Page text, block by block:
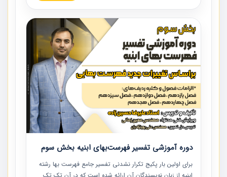
دوره با کلام مهندس علیرضاحسین‌زاده مدیر پروژه مهندسی
مشاور در امر بازنگری فهرست بها رشته ابنیه ارائه شده و به تمام
همکارانی که در حوزه صنعت ساخت در حال فعالیت هستند حتما
توصیه می کنیم از مطالب این دوره استفاده نمایند.
دوره آموزشی تفسیر فهرست‌بهای ابنیه بخش سوم
برای اولین بار پکیج تکرار نشدنی تفسیر جامع فهرست بها رشته